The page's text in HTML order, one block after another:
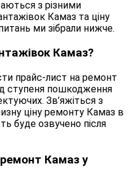
з різними
Камаз та ціну
ми зібрали нижче.
Камаз?
прайс-лист на ремонт
ступеня пошкодження
Зв’яжіться з
ціну ремонту Камаз в
буде озвучено після
Камаз у